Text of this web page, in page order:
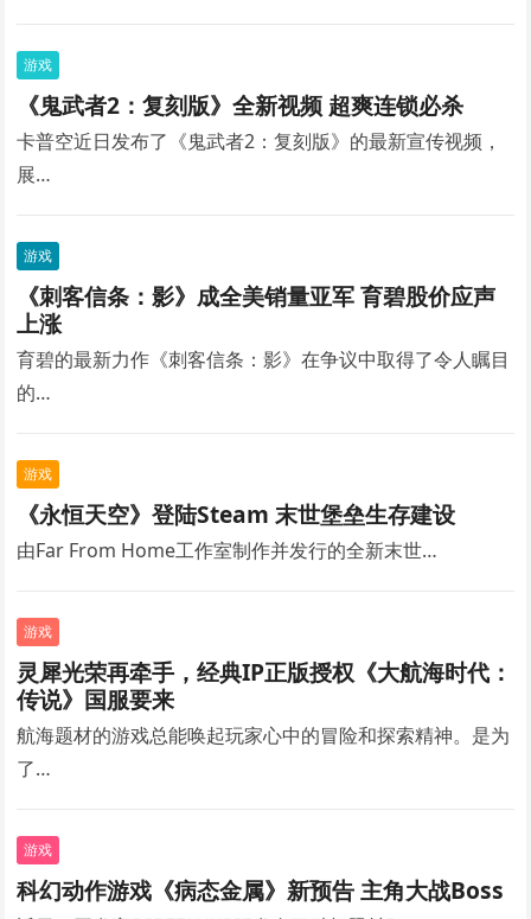
游戏
《鬼武者2：复刻版》全新视频 超爽连锁必杀
卡普空近日发布了《鬼武者2：复刻版》的最新宣传视频，
展…
游戏
《刺客信条：影》成全美销量亚军 育碧股价应声
上涨
育碧的最新力作《刺客信条：影》在争议中取得了令人瞩目
的…
游戏
《永恒天空》登陆Steam 末世堡垒生存建设
由Far From Home工作室制作并发行的全新末世…
游戏
灵犀光荣再牵手，经典IP正版授权《大航海时代：
传说》国服要来
航海题材的游戏总能唤起玩家心中的冒险和探索精神。是为
了…
游戏
科幻动作游戏《病态金属》新预告 主角大战Boss